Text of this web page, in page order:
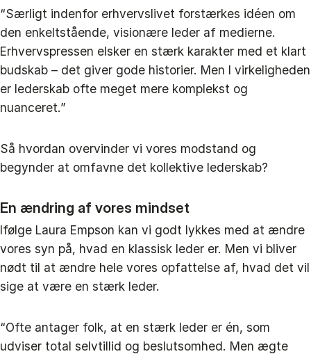
“Særligt indenfor erhvervslivet forstærkes idéen om
den enkeltstående, visionære leder af medierne.
Erhvervspressen elsker en stærk karakter med et klart
budskab – det giver gode historier. Men l virkeligheden
er lederskab ofte meget mere komplekst og
nuanceret.”
Så hvordan overvinder vi vores modstand og
begynder at omfavne det kollektive lederskab?
En ændring af vores mindset
Ifølge Laura Empson kan vi godt lykkes med at ændre
vores syn på, hvad en klassisk leder er. Men vi bliver
nødt til at ændre hele vores opfattelse af, hvad det vil
sige at være en stærk leder.
“Ofte antager folk, at en stærk leder er én, som
udviser total selvtillid og beslutsomhed. Men ægte